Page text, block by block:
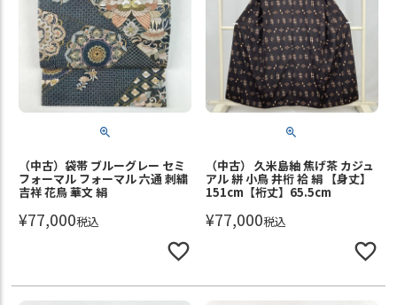
（中古）袋帯 ブルーグレー セミ
フォーマル フォーマル 六通 刺繍
吉祥 花鳥 華文 絹
¥77,000税込
（中古） 久米島紬 焦げ茶 カジュ
アル 絣 小鳥 井桁 袷 絹 【身丈】
151cm【裄丈】65.5cm
¥77,000税込